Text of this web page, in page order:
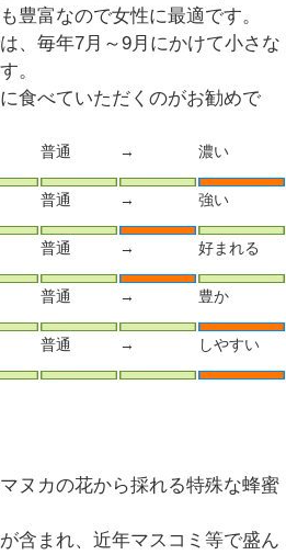
豊富なので女性に最適です。
、毎年7月～9月にかけて小さな
。
食べていただくのがお勧めで
普通 → 濃い
普通 → 強い
普通 → 好まれる
普通 → 豊か
普通 → しやすい
ヌカの花から採れる特殊な蜂蜜
含まれ、近年マスコミ等で盛ん